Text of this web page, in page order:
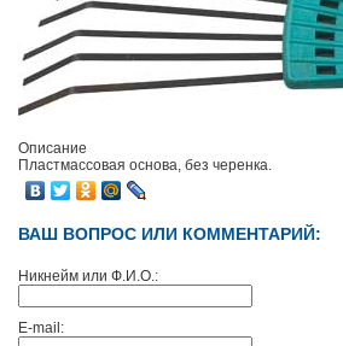
Описание
Пластмассовая основа, без черенка.
ВАШ ВОПРОС ИЛИ КОММЕНТАРИЙ:
Никнейм или Ф.И.О.:
E-mail: